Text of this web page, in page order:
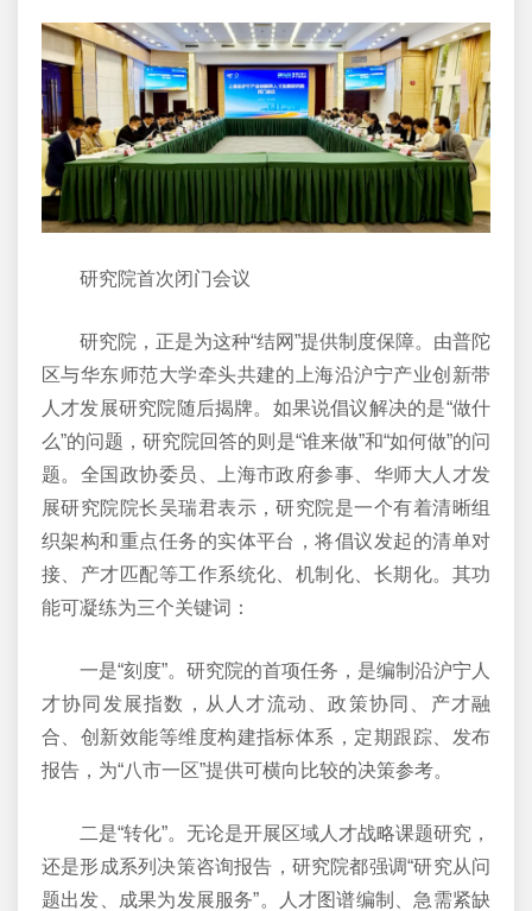
研究院首次闭门会议
研究院，正是为这种“结网”提供制度保障。由普陀
区与华东师范大学牵头共建的上海沿沪宁产业创新带
人才发展研究院随后揭牌。如果说倡议解决的是“做什
么”的问题，研究院回答的则是“谁来做”和“如何做”的问
题。全国政协委员、上海市政府参事、华师大人才发
展研究院院长吴瑞君表示，研究院是一个有着清晰组
织架构和重点任务的实体平台，将倡议发起的清单对
接、产才匹配等工作系统化、机制化、长期化。其功
能可凝练为三个关键词：
一是“刻度”。研究院的首项任务，是编制沿沪宁人
才协同发展指数，从人才流动、政策协同、产才融
合、创新效能等维度构建指标体系，定期跟踪、发布
报告，为“八市一区”提供可横向比较的决策参考。
二是“转化”。无论是开展区域人才战略课题研究，
还是形成系列决策咨询报告，研究院都强调“研究从问
题出发、成果为发展服务”。人才图谱编制、急需紧缺